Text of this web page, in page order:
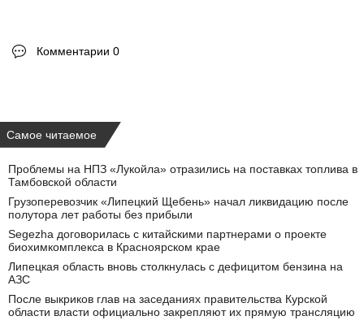
Комментарии 0
Самое читаемое
Проблемы на НПЗ «Лукойла» отразились на поставках топлива в
Тамбовской области
Грузоперевозчик «Липецкий Щебень» начал ликвидацию после
полутора лет работы без прибыли
Segezha договорилась с китайскими партнерами о проекте
биохимкомплекса в Красноярском крае
Липецкая область вновь столкнулась с дефицитом бензина на
АЗС
После выкриков глав на заседаниях правительства Курской
области власти официально закрепляют их прямую трансляцию